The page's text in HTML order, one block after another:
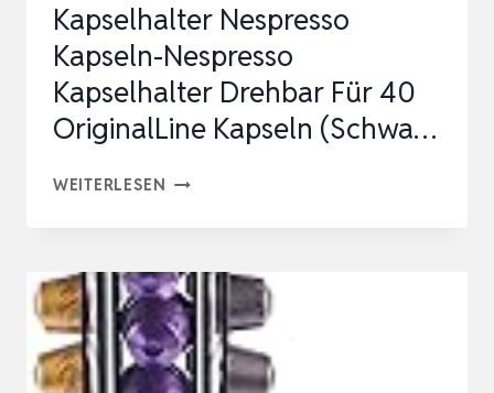
Kapselhalter Nespresso
Kapseln-Nespresso
Kapselhalter Drehbar Für 40
OriginalLine Kapseln (Schwa…
WEITERLESEN KAPSELHALTER
NESPRESSO
KAPSELHALTER
DREHBAR
FÜR